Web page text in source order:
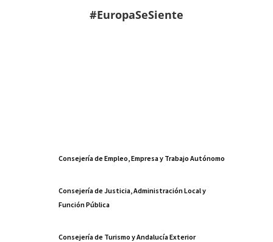
#EuropaSeSiente
Consejería de Empleo, Empresa y Trabajo Autónomo
Consejería de Justicia, Administración Local y
Función Pública
Consejería de Turismo y Andalucía Exterior